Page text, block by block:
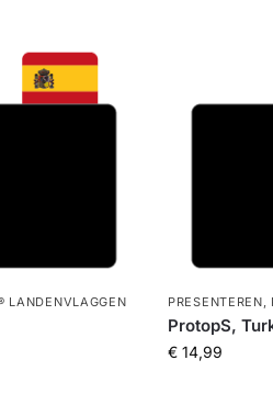
LANDENVLAGGEN PRESENTEREN,
ProtopS,
€ 14,99